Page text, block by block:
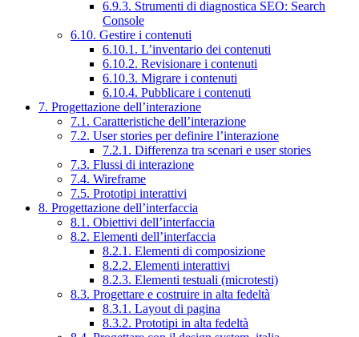
6.9.3. Strumenti di diagnostica SEO: Search
Console
6.10. Gestire i contenuti
6.10.1. L’inventario dei contenuti
6.10.2. Revisionare i contenuti
6.10.3. Migrare i contenuti
6.10.4. Pubblicare i contenuti
7. Progettazione dell’interazione
7.1. Caratteristiche dell’interazione
7.2. User stories per definire l’interazione
7.2.1. Differenza tra scenari e user stories
7.3. Flussi di interazione
7.4. Wireframe
7.5. Prototipi interattivi
8. Progettazione dell’interfaccia
8.1. Obiettivi dell’interfaccia
8.2. Elementi dell’interfaccia
8.2.1. Elementi di composizione
8.2.2. Elementi interattivi
8.2.3. Elementi testuali (microtesti)
8.3. Progettare e costruire in alta fedeltà
8.3.1. Layout di pagina
8.3.2. Prototipi in alta fedeltà